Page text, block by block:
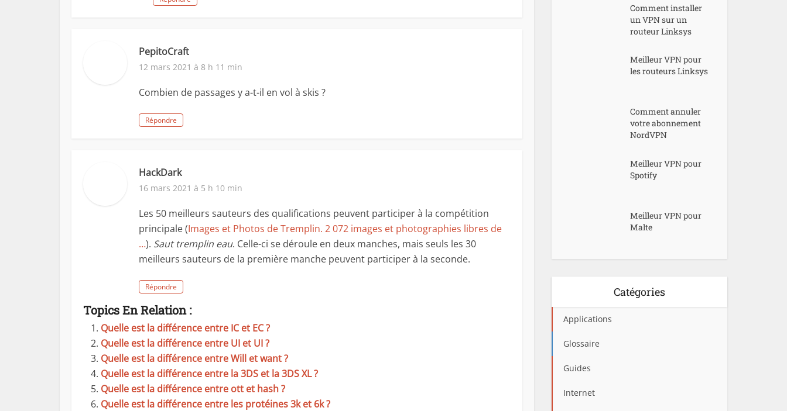
PepitoCraft
12 mars 2021 à 8 h 11 min
Combien de passages y a-t-il en vol à skis ?
Répondre
HackDark
16 mars 2021 à 5 h 10 min
Les 50 meilleurs sauteurs des qualifications peuvent participer à la compétition
principale (Images et Photos de Tremplin. 2 072 images et photographies libres de
…). Saut tremplin eau. Celle-ci se déroule en deux manches, mais seuls les 30
meilleurs sauteurs de la première manche peuvent participer à la seconde.
Répondre
Topics En Relation :
Quelle est la différence entre IC et EC ?
Quelle est la différence entre UI et UI ?
Quelle est la différence entre Will et want ?
Quelle est la différence entre la 3DS et la 3DS XL ?
Quelle est la différence entre ott et hash ?
Quelle est la différence entre les protéines 3k et 6k ?
Comment installer
un VPN sur un
routeur Linksys
Meilleur VPN pour
les routeurs Linksys
Comment annuler
votre abonnement
NordVPN
Meilleur VPN pour
Spotify
Meilleur VPN pour
Malte
Catégories
Applications
Glossaire
Guides
Internet